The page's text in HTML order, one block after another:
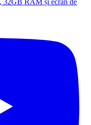
RAM și ecran de